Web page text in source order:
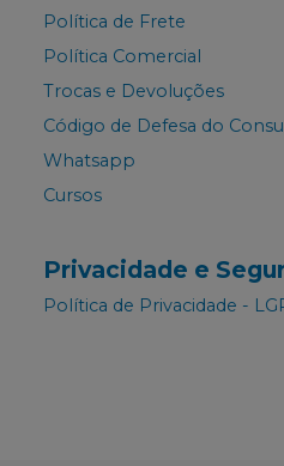
Política de Frete
Política Comercial
Trocas e Devoluções
Código de Defesa do
Whatsapp
Cursos
Privacidade e
Política de Privacidade -